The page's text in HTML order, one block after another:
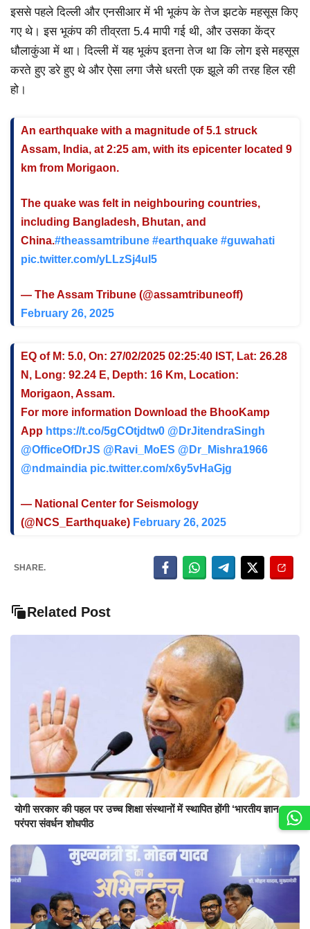
इससे पहले दिल्ली और एनसीआर में भी भूकंप के तेज झटके महसूस किए
गए थे। इस भूकंप की तीव्रता 5.4 मापी गई थी, और उसका केंद्र
धौलाकुंआ में था। दिल्ली में यह भूकंप इतना तेज था कि लोग इसे महसूस
करते हुए डरे हुए थे और ऐसा लगा जैसे धरती एक झूले की तरह हिल रही
हो।
An earthquake with a magnitude of 5.1 struck
Assam, India, at 2:25 am, with its epicenter located 9
km from Morigaon.
The quake was felt in neighbouring countries,
including Bangladesh, Bhutan, and
China.#theassamtribune #earthquake #guwahati
pic.twitter.com/yLLzSj4uI5
— The Assam Tribune (@assamtribuneoff)
February 26, 2025
EQ of M: 5.0, On: 27/02/2025 02:25:40 IST, Lat: 26.28
N, Long: 92.24 E, Depth: 16 Km, Location:
Morigaon, Assam.
For more information Download the BhooKamp
App https://t.co/5gCOtjdtw0 @DrJitendraSingh
@OfficeOfDrJS @Ravi_MoES @Dr_Mishra1966
@ndmaindia pic.twitter.com/x6y5vHaGjg
— National Center for Seismology
(@NCS_Earthquake) February 26, 2025
SHARE.
Related Post
योगी सरकार की पहल पर उच्च शिक्षा संस्थानों में स्थापित होंगी ‘भारतीय ज्ञान
परंपरा संवर्धन शोधपीठ